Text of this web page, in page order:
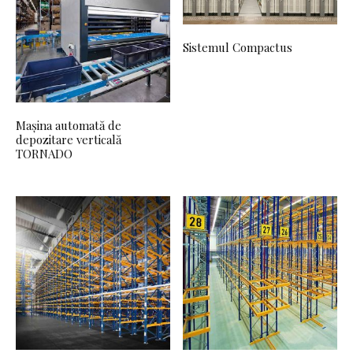
Mașina automată de
depozitare verticală
TORNADO
Sistemul Compactus